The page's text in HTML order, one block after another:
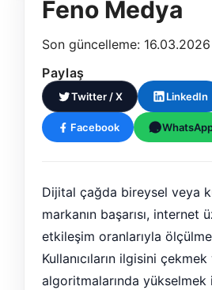
Feno Medya
Son güncelleme: 16.03.2026
Paylaş
Twitter / X LinkedIn
Facebook
Dijital çağda bireysel veya
markanın başarısı, internet
etkileşim oranlarıyla
Kullanıcıların ilgisini
algoritmalarında yükselmek